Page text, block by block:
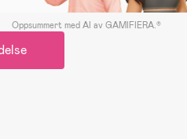
Oppsummert med AI av GAMIFIERA.®